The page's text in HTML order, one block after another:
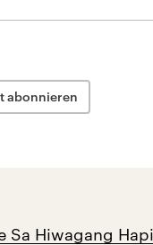
abonnieren
Sa Hiwagang